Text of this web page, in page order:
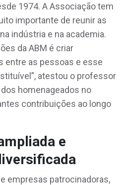
1974. A Associação tem
importante de reunir as
indústria e na academia.
da ABM é criar
entre as pessoas e esse
atestou o professor
homenageados no
contribuições ao longo
e
empresas patrocinadoras,